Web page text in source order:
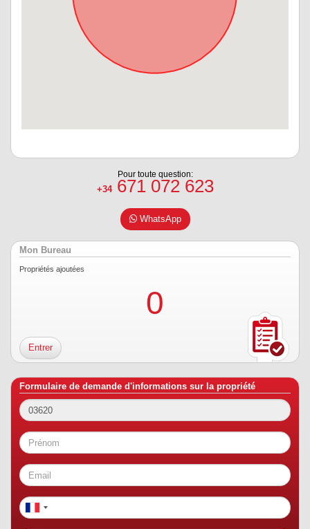
Pour toute question:
+34671 072 623
WhatsApp
Mon Bureau
Propriétés ajoutées
0
Entrer
Formulaire de demande d'informations sur la propriété